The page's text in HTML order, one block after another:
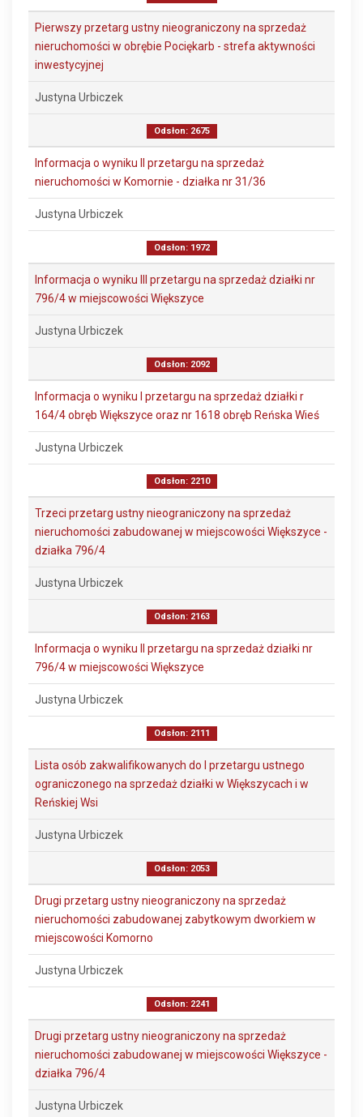
Pierwszy przetarg ustny nieograniczony na sprzedaż
nieruchomości w obrębie Pociękarb - strefa aktywności
inwestycyjnej
Justyna Urbiczek
Odsłon: 2675
Informacja o wyniku II przetargu na sprzedaż
nieruchomości w Komornie - działka nr 31/36
Justyna Urbiczek
Odsłon: 1972
Informacja o wyniku III przetargu na sprzedaż działki nr
796/4 w miejscowości Większyce
Justyna Urbiczek
Odsłon: 2092
Informacja o wyniku I przetargu na sprzedaż działki r
164/4 obręb Większyce oraz nr 1618 obręb Reńska Wieś
Justyna Urbiczek
Odsłon: 2210
Trzeci przetarg ustny nieograniczony na sprzedaż
nieruchomości zabudowanej w miejscowości Większyce -
działka 796/4
Justyna Urbiczek
Odsłon: 2163
Informacja o wyniku II przetargu na sprzedaż działki nr
796/4 w miejscowości Większyce
Justyna Urbiczek
Odsłon: 2111
Lista osób zakwalifikowanych do I przetargu ustnego
ograniczonego na sprzedaż działki w Większycach i w
Reńskiej Wsi
Justyna Urbiczek
Odsłon: 2053
Drugi przetarg ustny nieograniczony na sprzedaż
nieruchomości zabudowanej zabytkowym dworkiem w
miejscowości Komorno
Justyna Urbiczek
Odsłon: 2241
Drugi przetarg ustny nieograniczony na sprzedaż
nieruchomości zabudowanej w miejscowości Większyce -
działka 796/4
Justyna Urbiczek